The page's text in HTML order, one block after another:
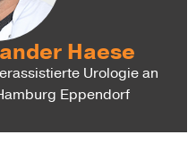
Haese
Urologie an
Eppendorf